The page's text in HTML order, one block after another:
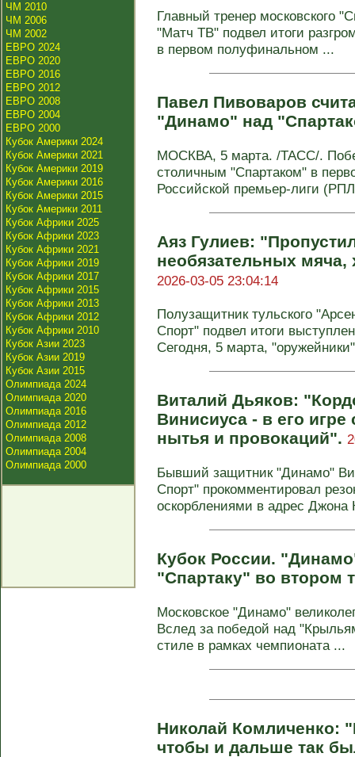
ЧМ 2010
ЧМ 2006
ЧМ 2002
ЕВРО 2024
ЕВРО 2020
ЕВРО 2016
ЕВРО 2012
ЕВРО 2008
ЕВРО 2004
ЕВРО 2000
Кубок Америки 2024
Кубок Америки 2021
Кубок Америки 2019
Кубок Америки 2016
Кубок Америки 2015
Кубок Америки 2011
Кубок Африки 2025
Кубок Африки 2023
Кубок Африки 2021
Кубок Африки 2019
Кубок Африки 2017
Кубок Африки 2015
Кубок Африки 2013
Кубок Африки 2012
Кубок Африки 2010
Кубок Азии 2023
Кубок Азии 2019
Кубок Азии 2015
Олимпиада 2024
Олимпиада 2020
Олимпиада 2016
Олимпиада 2012
Олимпиада 2008
Олимпиада 2004
Олимпиада 2000
Главный тренер московского
"Матч ТВ" подвел итоги
в первом полуфинальном ...
Павел Пивоваров
"Динамо" над
МОСКВА, 5 марта. /ТАСС/.
столичным "Спартаком" в
Российской премьер-лиги
Аяз Гулиев:
необязательных мяча,
2026-03-05 23:04:14
Полузащитник тульского
Спорт" подвел итоги
Сегодня, 5 марта,
Виталий Дьяков:
Винисиуса - в его
нытья и провокаций".
Бывший защитник "Динамо"
Спорт" прокомментировал
оскорблениями в адрес Джона
Кубок России.
"Спартаку" во втором
Московское "Динамо"
Вслед за победой над
стиле в рамках чемпионата ...
Николай Комличенко:
чтобы и дальше так